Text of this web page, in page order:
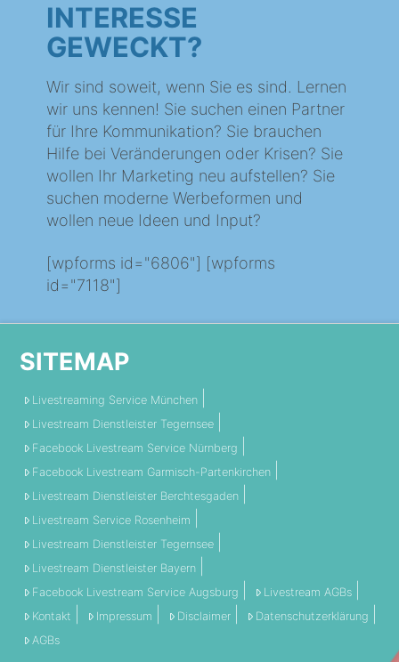
INTERESSE
GEWECKT?
Wir sind soweit, wenn Sie es sind. Lernen
wir uns kennen! Sie suchen einen Partner
für Ihre Kommunikation? Sie brauchen
Hilfe bei Veränderungen oder Krisen? Sie
wollen Ihr Marketing neu aufstellen? Sie
suchen moderne Werbeformen und
wollen neue Ideen und Input?
[wpforms id="6806"] [wpforms
id="7118"]
SITEMAP
Livestreaming Service München
Livestream Dienstleister Tegernsee
Facebook Livestream Service Nürnberg
Facebook Livestream Garmisch-Partenkirchen
Livestream Dienstleister Berchtesgaden
Livestream Service Rosenheim
Livestream Dienstleister Tegernsee
Livestream Dienstleister Bayern
Facebook Livestream Service Augsburg
Livestream AGBs
Kontakt
Impressum Disclaimer
Datenschutzerklärung
AGBs